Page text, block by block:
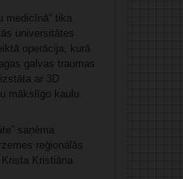
medicīnā” tika
universitātes
operācija, kurā
galvas traumas
ar 3D
mākslīgo kaulu.
saņēma
reģionālās
Kristiāna